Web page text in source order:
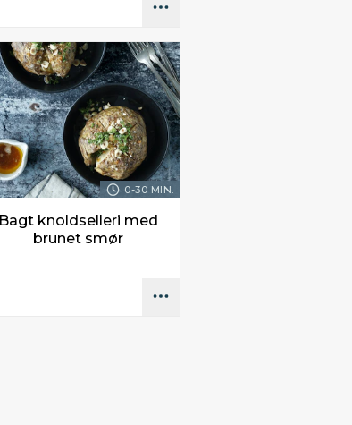
0-30 MIN.
Bagt knoldselleri med
brunet smør